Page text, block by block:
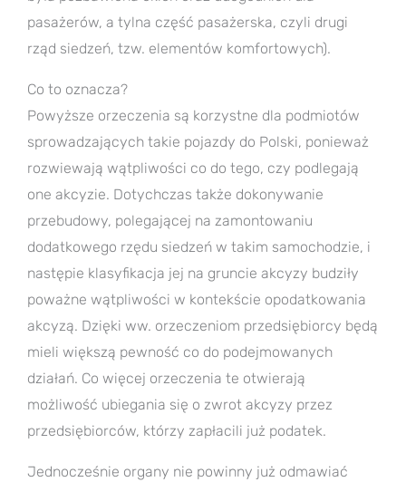
pasażerów, a tylna część pasażerska, czyli drugi
rząd siedzeń, tzw. elementów komfortowych).
Co to oznacza?
Powyższe orzeczenia są korzystne dla podmiotów
sprowadzających takie pojazdy do Polski, ponieważ
rozwiewają wątpliwości co do tego, czy podlegają
one akcyzie. Dotychczas także dokonywanie
przebudowy, polegającej na zamontowaniu
dodatkowego rzędu siedzeń w takim samochodzie, i
następie klasyfikacja jej na gruncie akcyzy budziły
poważne wątpliwości w kontekście opodatkowania
akcyzą. Dzięki ww. orzeczeniom przedsiębiorcy będą
mieli większą pewność co do podejmowanych
działań. Co więcej orzeczenia te otwierają
możliwość ubiegania się o zwrot akcyzy przez
przedsiębiorców, którzy zapłacili już podatek.
Jednocześnie organy nie powinny już odmawiać